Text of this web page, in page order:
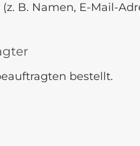
B. Namen, E-Mail-
bestellt.